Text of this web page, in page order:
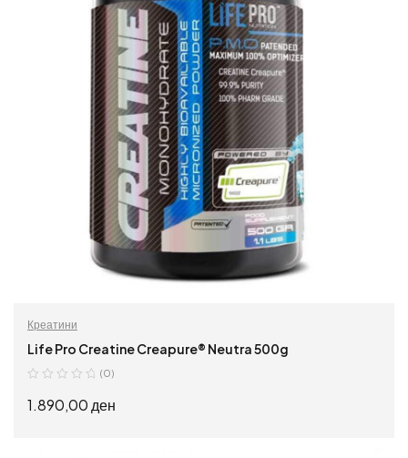
Креатини
Life Pro Creatine Creapure® Neutra 500g
(0)
1.890,00 ден